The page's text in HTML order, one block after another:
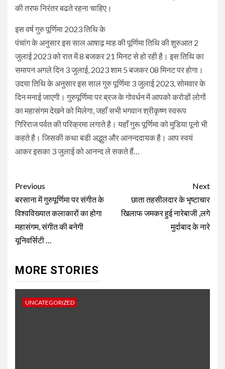
की तरफ निरंतर बढते रहना चाहिए।
इस वर्ष गुरु पूर्णिमा 2023 तिथि के
पंचांग के अनुसार इस साल आषाढ़ माह की पूर्णिमा तिथि की शुरुआत 2
जुलाई 2023 को रात में 8 बजकर 21 मिनट से हो रही है। इस तिथि का
समापन अगले दिन 3 जुलाई, 2023 शाम 5 बजकर 08 मिनट पर होगा।
उदया तिथि के अनुसार इस साल गुरु पूर्णिमा 3 जुलाई 2023, सोमवार के
दिन मनाई जाएगी। गुरुपूर्णिमा पर ब्रज के गोवर्धन में आपको करोडों लोगों
का महासंगम देखने को मिलेगा, जहाँ सभी भगवान श्रीकृष्ण स्वरूप
गिरिराज पर्वत की परिक्रमा लगाते है। यहाँ गुरू पूर्णिमा को मुडिया पूनो भी
कहते है। जिसकी कथा बडी अद्भुत और आनन्ददायक है। आप स्वयं
आकर इसका 3 जुलाई को आनन्द ले सकते हैं…
Post
navigation
Previous
बरसाना में गुरुपूर्णिमा पर संगीत के
विश्वविख्यात कलाकारों का होगा
महासंगम, संगीत की बनेगी
यूनिवर्सिटी …
Next
छाता तहसीलदार के भृष्टाचार
खिलाफ जमकर हुई नारेबाजी ,लगे
मुर्दाबाद के नारे
MORE STORIES
UNCATEGORIZED